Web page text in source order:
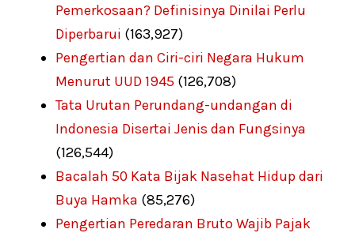
Pemerkosaan? Definisinya Dinilai Perlu
Diperbarui (163,927)
Pengertian dan Ciri-ciri Negara Hukum
Menurut UUD 1945 (126,708)
Tata Urutan Perundang-undangan di
Indonesia Disertai Jenis dan Fungsinya
(126,544)
Bacalah 50 Kata Bijak Nasehat Hidup dari
Buya Hamka (85,276)
Pengertian Peredaran Bruto Wajib Pajak